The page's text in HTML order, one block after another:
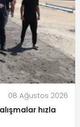
08 Ağustos 2026
hızla